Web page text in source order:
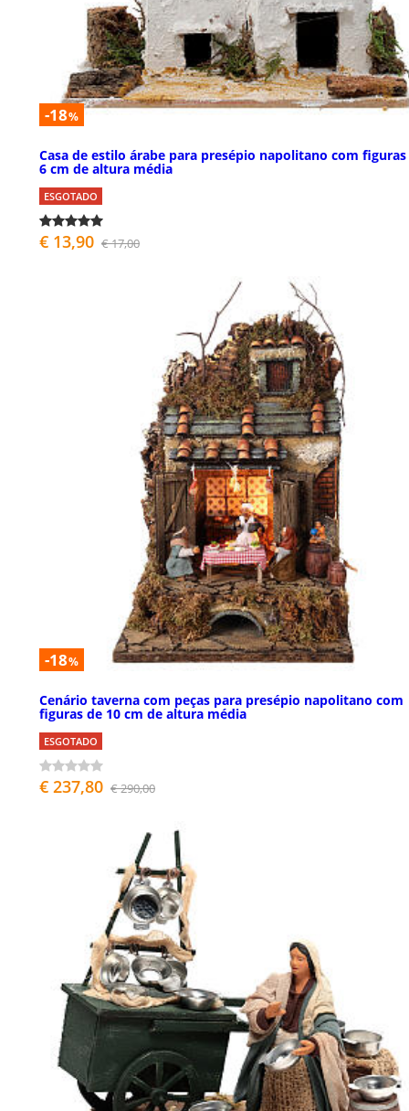
-18%
Casa de estilo árabe para presépio napolitano com figuras
6 cm de altura média
ESGOTADO
€ 13,90 € 17,00
-18%
Cenário taverna com peças para presépio napolitano com
figuras de 10 cm de altura média
ESGOTADO
€ 237,80 € 290,00